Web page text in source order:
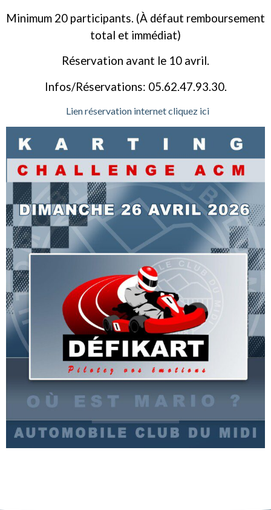
Minimum 20 participants. (À défaut remboursement
total et immédiat)
Réservation avant le 10 avril.
Infos/Réservations: 05.62.47.93.30.
Lien réservation internet cliquez ici